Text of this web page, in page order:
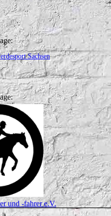
Sachsen
und -fahrer e.V.